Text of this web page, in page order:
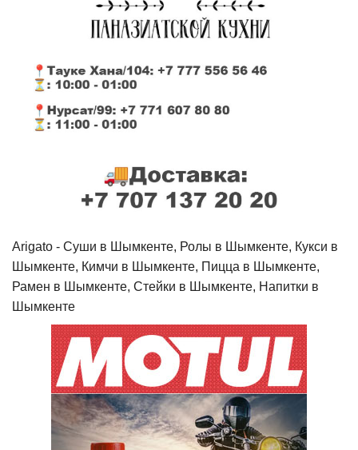
Arigato - Cуши в Шымкенте, Ролы в Шымкенте, Кукси в
Шымкенте, Кимчи в Шымкенте, Пицца в Шымкенте,
Рамен в Шымкенте, Стейки в Шымкенте, Напитки в
Шымкенте